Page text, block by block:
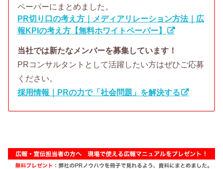
ペーパーにまとめました。
PR切り口の考え方｜メディアリレーション方法｜広
報KPIの考え方【無料ホワイトペーパー】
当社では新たなメンバーを募集しています！
PRコンサルタントとして活躍したい方はぜひご応募
ください。
採用情報｜PRの力で「社会問題」を解決する